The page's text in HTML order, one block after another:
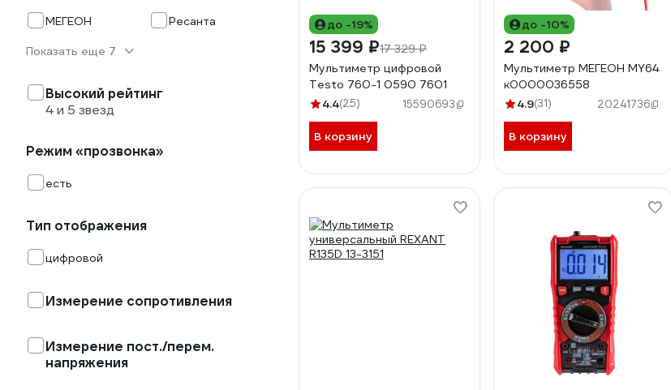
МЕГЕОН
Ресанта
Показать еще 7
Высокий рейтинг
4 и 5 звезд
Режим «прозвонка»
есть
Тип отображения
цифровой
Измерение сопротивления
Измерение пост./перем.
напряжения
до -19%
15 399 ₽17 329 ₽
Мультиметр цифровой
Testo 760-1 0590 7601
4.4(25) 15590693
В корзину
до -10%
2 200 ₽
Мультиметр МЕГЕОН MY64
к0000036558
4.9(31) 20241736
В корзину